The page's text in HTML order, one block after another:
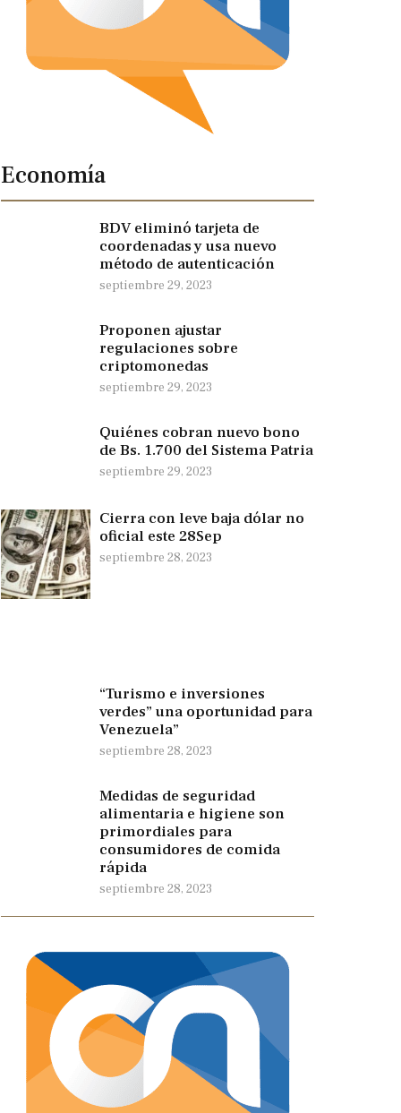
Economía
BDV eliminó tarjeta de
coordenadas y usa nuevo
método de autenticación
septiembre 29, 2023
Proponen ajustar
regulaciones sobre
criptomonedas
septiembre 29, 2023
Quiénes cobran nuevo bono
de Bs. 1.700 del Sistema Patria
septiembre 29, 2023
Cierra con leve baja dólar no
oficial este 28Sep
septiembre 28, 2023
“Turismo e inversiones
verdes” una oportunidad para
Venezuela”
septiembre 28, 2023
Medidas de seguridad
alimentaria e higiene son
primordiales para
consumidores de comida
rápida
septiembre 28, 2023